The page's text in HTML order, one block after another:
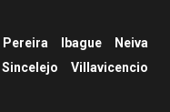
Pereira Ibague
Neiva
Sincelejo
Villavicencio